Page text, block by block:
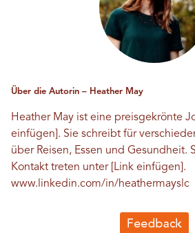
Über die Autorin – Heather May
Heather May ist eine preisgekrönte
einfügen]. Sie schreibt für
über Reisen, Essen und Gesundheit.
Kontakt treten unter [Link einfügen].
www.linkedin.com/in/heathermayslc